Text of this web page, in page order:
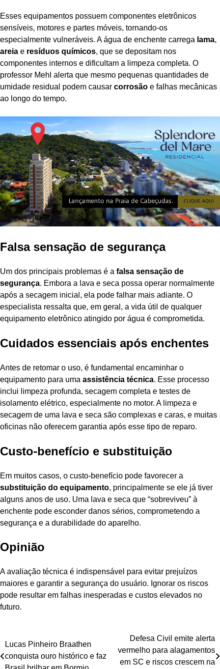
Esses equipamentos possuem componentes eletrônicos
sensíveis, motores e partes móveis, tornando-os
especialmente vulneráveis. A água de enchente carrega lama,
areia e resíduos químicos, que se depositam nos
componentes internos e dificultam a limpeza completa. O
professor Mehl alerta que mesmo pequenas quantidades de
umidade residual podem causar corrosão e falhas mecânicas
ao longo do tempo.
Falsa sensação de segurança
Um dos principais problemas é a falsa sensação de
segurança. Embora a lava e seca possa operar normalmente
após a secagem inicial, ela pode falhar mais adiante. O
especialista ressalta que, em geral, a vida útil de qualquer
equipamento eletrônico atingido por água é comprometida.
Cuidados essenciais após enchentes
Antes de retomar o uso, é fundamental encaminhar o
equipamento para uma assistência técnica. Esse processo
inclui limpeza profunda, secagem completa e testes de
isolamento elétrico, especialmente no motor. A limpeza e
secagem de uma lava e seca são complexas e caras, e muitas
oficinas não oferecem garantia após esse tipo de reparo.
Custo-benefício e substituição
Em muitos casos, o custo-benefício pode favorecer a
substituição do equipamento, principalmente se ele já tiver
alguns anos de uso. Uma lava e seca que “sobreviveu” à
enchente pode esconder danos sérios, comprometendo a
segurança e a durabilidade do aparelho.
Opinião
A avaliação técnica é indispensável para evitar prejuízos
maiores e garantir a segurança do usuário. Ignorar os riscos
pode resultar em falhas inesperadas e custos elevados no
futuro.
Navegação
de
Lucas Pinheiro Braathen
conquista ouro histórico e faz
Defesa Civil emite alerta
vermelho para alagamentos
em SC e riscos crescem na